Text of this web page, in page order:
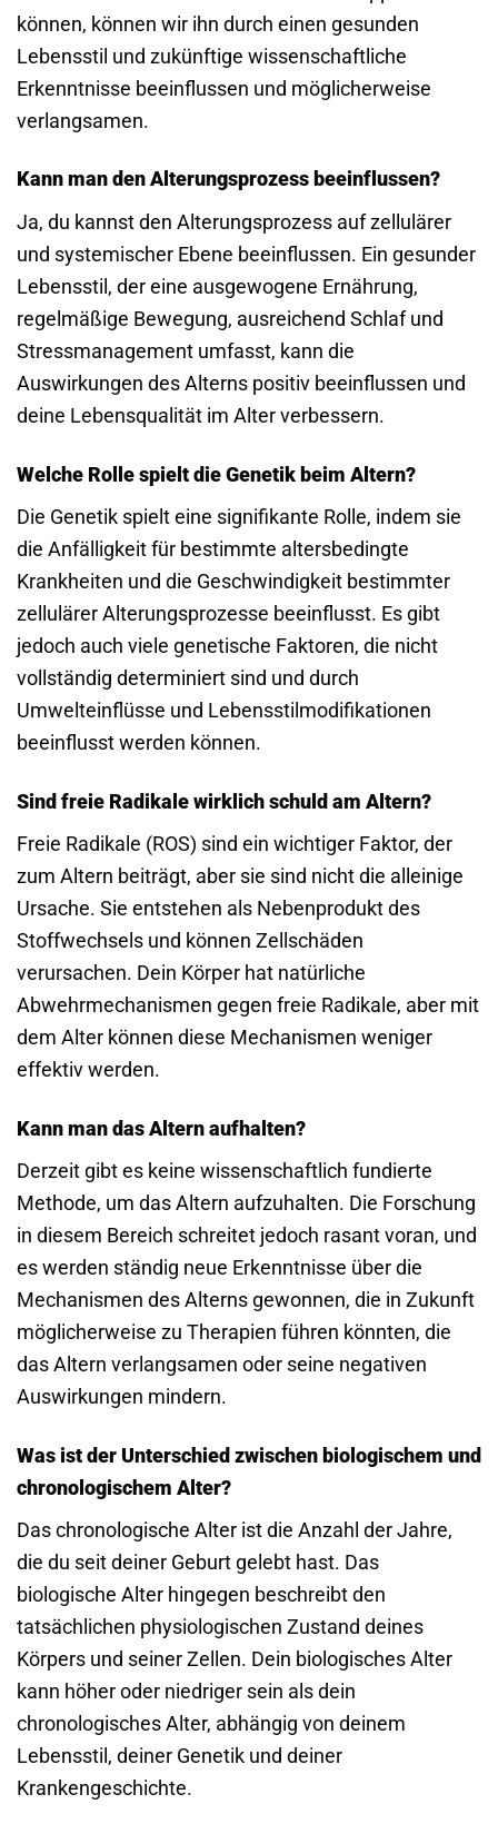
können, können wir ihn durch einen gesunden
Lebensstil und zukünftige wissenschaftliche
Erkenntnisse beeinflussen und möglicherweise
verlangsamen.
Kann man den Alterungsprozess beeinflussen?
Ja, du kannst den Alterungsprozess auf zellulärer
und systemischer Ebene beeinflussen. Ein gesunder
Lebensstil, der eine ausgewogene Ernährung,
regelmäßige Bewegung, ausreichend Schlaf und
Stressmanagement umfasst, kann die
Auswirkungen des Alterns positiv beeinflussen und
deine Lebensqualität im Alter verbessern.
Welche Rolle spielt die Genetik beim Altern?
Die Genetik spielt eine signifikante Rolle, indem sie
die Anfälligkeit für bestimmte altersbedingte
Krankheiten und die Geschwindigkeit bestimmter
zellulärer Alterungsprozesse beeinflusst. Es gibt
jedoch auch viele genetische Faktoren, die nicht
vollständig determiniert sind und durch
Umwelteinflüsse und Lebensstilmodifikationen
beeinflusst werden können.
Sind freie Radikale wirklich schuld am Altern?
Freie Radikale (ROS) sind ein wichtiger Faktor, der
zum Altern beiträgt, aber sie sind nicht die alleinige
Ursache. Sie entstehen als Nebenprodukt des
Stoffwechsels und können Zellschäden
verursachen. Dein Körper hat natürliche
Abwehrmechanismen gegen freie Radikale, aber mit
dem Alter können diese Mechanismen weniger
effektiv werden.
Kann man das Altern aufhalten?
Derzeit gibt es keine wissenschaftlich fundierte
Methode, um das Altern aufzuhalten. Die Forschung
in diesem Bereich schreitet jedoch rasant voran, und
es werden ständig neue Erkenntnisse über die
Mechanismen des Alterns gewonnen, die in Zukunft
möglicherweise zu Therapien führen könnten, die
das Altern verlangsamen oder seine negativen
Auswirkungen mindern.
Was ist der Unterschied zwischen biologischem und
chronologischem Alter?
Das chronologische Alter ist die Anzahl der Jahre,
die du seit deiner Geburt gelebt hast. Das
biologische Alter hingegen beschreibt den
tatsächlichen physiologischen Zustand deines
Körpers und seiner Zellen. Dein biologisches Alter
kann höher oder niedriger sein als dein
chronologisches Alter, abhängig von deinem
Lebensstil, deiner Genetik und deiner
Krankengeschichte.